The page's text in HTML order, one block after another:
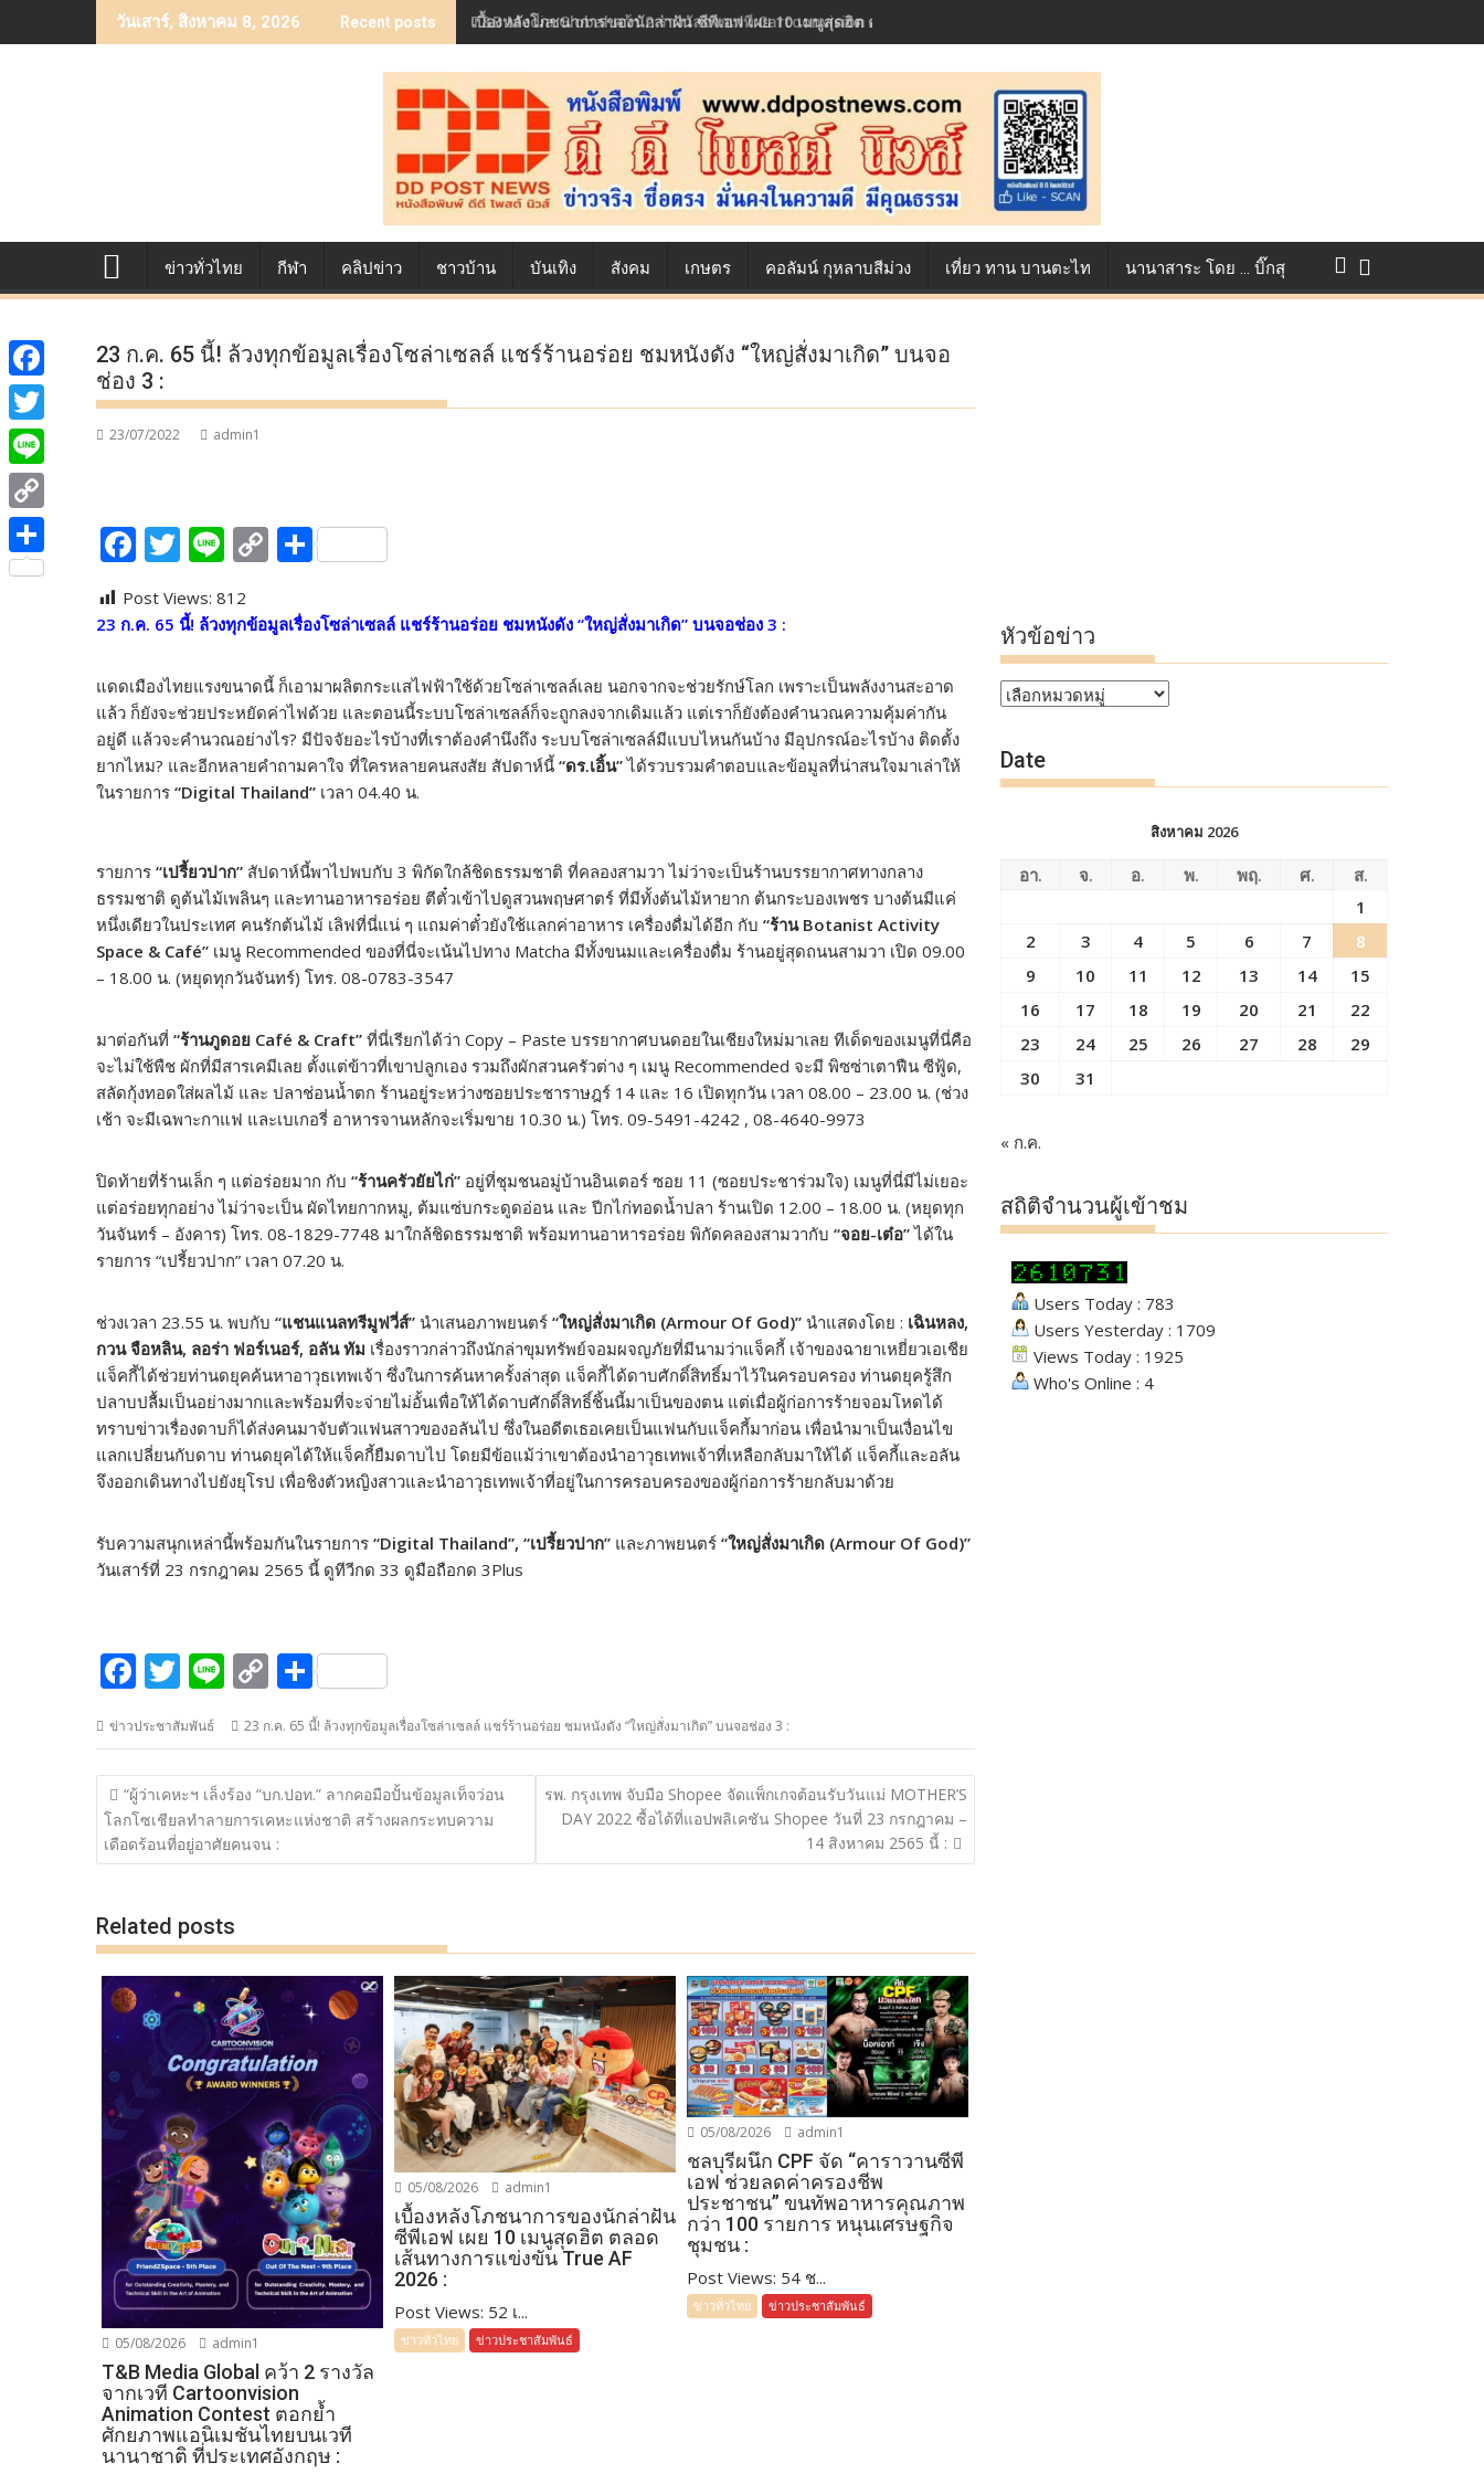
to
วันเสาร์, สิงหาคม 8, 2026 Recent posts เบื้องหลังโภชนาการของนักล่าฝัน ซีพีเอฟ เผย 10 เมนูสุดฮิต ตลอดเส้นทางการแข่งขัน True AF 2026 :
ข่าวทั่วไทย กีฬา คลิปข่าว ชาวบ้าน บันเทิง สังคม เกษตร คอลัมน์ กุหลาบสีม่วง เที่ยว ทาน บานตะไท นานาสาระ โดย … บิ๊กสุ
23 ก.ค. 65 นี้! ล้วงทุกข้อมูลเรื่องโซล่าเซลล์ แชร์ร้านอร่อย ชมหนังดัง “ใหญ่สั่งมาเกิด” บนจอ
ช่อง 3 :
23/07/2022 admin1
F
e
o
o
k
T
itt
Li
e
C
p
y
Li
n
k
S
ar
Post Views: 812
23 ก.ค. 65 นี้! ล้วงทุกข้อมูลเรื่องโซล่าเซลล์ แชร์ร้านอร่อย ชมหนังดัง “ใหญ่สั่งมาเกิด” บนจอช่อง 3 :
แดดเมืองไทยแรงขนาดนี้ ก็เอามาผลิตกระแสไฟฟ้าใช้ด้วยโซล่าเซลล์เลย นอกจากจะช่วยรักษ์โลก เพราะเป็นพลังงานสะอาด
แล้ว ก็ยังจะช่วยประหยัดค่าไฟด้วย และตอนนี้ระบบโซล่าเซลล์ก็จะถูกลงจากเดิมแล้ว แต่เราก็ยังต้องคำนวณความคุ้มค่ากัน
อยู่ดี แล้วจะคำนวณอย่างไร? มีปัจจัยอะไรบ้างที่เราต้องคำนึงถึง ระบบโซล่าเซลล์มีแบบไหนกันบ้าง มีอุปกรณ์อะไรบ้าง ติดตั้ง
ยากไหม? และอีกหลายคำถามคาใจ ที่ใครหลายคนสงสัย สัปดาห์นี้ “ดร.เอิ้น”ได้รวบรวมคำตอบและข้อมูลที่น่าสนใจมาเล่าให้
ในรายการ “Digital Thailand” เวลา 04.40 น.
รายการ “เปรี้ยวปาก” สัปดาห์นี้พาไปพบกับ 3 พิกัดใกล้ชิดธรรมชาติ ที่คลองสามวา ไม่ว่าจะเป็นร้านบรรยากาศทางกลาง
ธรรมชาติ ดูต้นไม้เพลินๆ และทานอาหารอร่อย ตีตั๋วเข้าไปดูสวนพฤษศาตร์ ที่มีทั้งต้นไม้หายาก ต้นกระบองเพชร บางต้นมีแค่
หนึ่งเดียวในประเทศ คนรักต้นไม้ เลิฟที่นี่แน่ ๆ แถมค่าตั๋วยังใช้แลกค่าอาหาร เครื่องดื่มได้อีก กับ “ร้าน Botanist Activity
Space & Café” เมนู Recommended ของที่นี่จะเน้นไปทาง Matcha มีทั้งขนมและเครื่องดื่ม ร้านอยู่สุดถนนสามวา เปิด 09.00
– 18.00 น. (หยุดทุกวันจันทร์) โทร. 08-0783-3547
มาต่อกันที่ “ร้านภูดอย Café & Craft” ที่นี่เรียกได้ว่า Copy – Paste บรรยากาศบนดอยในเชียงใหม่มาเลย ทีเด็ดของเมนูที่นี่คือ
จะไม่ใช้พืช ผักที่มีสารเคมีเลย ตั้งแต่ข้าวที่เขาปลูกเอง รวมถึงผักสวนครัวต่าง ๆ เมนู Recommended จะมี พิซซ่าเตาฟืน ซีฟู้ด,
สลัดกุ้งทอดใส่ผลไม้ และ ปลาช่อนน้ำตก ร้านอยู่ระหว่างซอยประชาราษฎร์ 14 และ 16 เปิดทุกวัน เวลา 08.00 – 23.00 น. (ช่วง
เช้า จะมีเฉพาะกาแฟ และเบเกอรี่ อาหารจานหลักจะเริ่มขาย 10.30 น.) โทร. 09-5491-4242 , 08-4640-9973
ปิดท้ายที่ร้านเล็ก ๆ แต่อร่อยมาก กับ “ร้านครัวยัยไก่” อยู่ที่ชุมชนอมู่บ้านอินเตอร์ ซอย 11 (ซอยประชาร่วมใจ) เมนูที่นี่มีไม่เยอะ
แต่อร่อยทุกอย่าง ไม่ว่าจะเป็น ผัดไทยกากหมู, ต้มแซ่บกระดูดอ่อน และ ปีกไก่ทอดน้ำปลา ร้านเปิด 12.00 – 18.00 น. (หยุดทุก
วันจันทร์ – อังคาร) โทร. 08-1829-7748 มาใกล้ชิดธรรมชาติ พร้อมทานอาหารอร่อย พิกัดคลองสามวากับ “จอย-เต๋อ”ได้ใน
รายการ “เปรี้ยวปาก” เวลา 07.20 น.
ช่วงเวลา 23.55 น. พบกับ “แชนแนลทรีมูฟวี่ส์” นำเสนอภาพยนตร์ “ใหญ่สั่งมาเกิด (Armour Of God)” นำแสดงโดย : เฉินหลง,
กวน จือหลิน, ลอร่า ฟอร์เนอร์, อลัน ทัม เรื่องราวกล่าวถึงนักล่าขุมทรัพย์จอมผจญภัยที่มีนามว่าแจ็คกี้ เจ้าของฉายาเหยี่ยวเอเชีย
แจ็คกี้ได้ช่วยท่านดยุคค้นหาอาวุธเทพเจ้า ซึ่งในการค้นหาครั้งล่าสุด แจ็คกี้ได้ดาบศักดิ์สิทธิ์มาไว้ในครอบครอง ท่านดยุครู้สึก
ปลาบปลื้มเป็นอย่างมากและพร้อมที่จะจ่ายไม่อั้นเพื่อให้ได้ดาบศักดิ์สิทธิ์ชิ้นนี้มาเป็นของตน แต่เมื่อผู้ก่อการร้ายจอมโหดได้
ทราบข่าวเรื่องดาบก็ได้ส่งคนมาจับตัวแฟนสาวของอลันไป ซึ่งในอดีตเธอเคยเป็นแฟนกับแจ็คกี้มาก่อน เพื่อนำมาเป็นเงื่อนไข
แลกเปลี่ยนกับดาบ ท่านดยุคได้ให้แจ็คกี้ยืมดาบไป โดยมีข้อแม้ว่าเขาต้องนำอาวุธเทพเจ้าที่เหลือกลับมาให้ได้ แจ็คกี้และอลัน
จึงออกเดินทางไปยังยุโรป เพื่อชิงตัวหญิงสาวและนำอาวุธเทพเจ้าที่อยู่ในการครอบครองของผู้ก่อการร้ายกลับมาด้วย
รับความสนุกเหล่านี้พร้อมกันในรายการ “Digital Thailand”, “เปรี้ยวปาก” และภาพยนตร์ “ใหญ่สั่งมาเกิด (Armour Of God)”
วันเสาร์ที่ 23 กรกฎาคม 2565 นี้ ดูทีวีกด 33 ดูมือถือกด 3Plus
F
e
b
o
o
T
itt
er
Li
e
C
p
y
Li
n
S
h
ar
e
ข่าวประชาสัมพันธ์ 23 ก.ค. 65 นี้! ล้วงทุกข้อมูลเรื่องโซล่าเซลล์ แชร์ร้านอร่อย ชมหนังดัง “ใหญ่สั่งมาเกิด” บนจอช่อง 3 :
แนะแนว
เรื่อง
“ผู้ว่าเคหะฯ เล็งร้อง “บก.ปอท.” ลากคอมือปั้นข้อมูลเท็จว่อน
โลกโซเชียลทำลายการเคหะแห่งชาติ สร้างผลกระทบความ
เดือดร้อนที่อยู่อาศัยคนจน :
รพ. กรุงเทพ จับมือ Shopee จัดแพ็กเกจต้อนรับวันแม่ MOTHER’S
DAY 2022 ซื้อได้ที่แอปพลิเคชัน Shopee วันที่ 23 กรกฎาคม –
14 สิงหาคม 2565 นี้ :
Related posts
05/08/2026 admin1
T&B Media Global คว้า 2 รางวัล
จากเวที Cartoonvision
Animation Contest ตอกย้ำ
ศักยภาพแอนิเมชันไทยบนเวที
นานาชาติ ที่ประเทศอังกฤษ :
05/08/2026 admin1
เบื้องหลังโภชนาการของนักล่าฝัน
ซีพีเอฟ เผย 10 เมนูสุดฮิต ตลอด
เส้นทางการแข่งขัน True AF
2026 :
Post Views: 52 เ...
ข่าวทั่วไทย ข่าวประชาสัมพันธ์
05/08/2026 admin1
ชลบุรีผนึก CPF จัด “คาราวานซีพี
เอฟ ช่วยลดค่าครองชีพ
ประชาชน” ขนทัพอาหารคุณภาพ
กว่า 100 รายการ หนุนเศรษฐกิจ
ชุมชน :
Post Views: 54 ช...
ข่าวทั่วไทย ข่าวประชาสัมพันธ์
หัวข้อข่าว
หัวข้อ
Date
สิงหาคม 2026
อา. จ. อ. พ. พฤ. ศ.
ส.
1
2
3 4 5 6 7
8
9
10 11 12 13 14
15
16
17 18 19 20 21
22
23
24 25 26 27 28
29
30
31
« ก.ค.
สถิติจำนวนผู้เข้าชม
Users Today : 783
Users Yesterday : 1709
Views Today : 1925
Who's Online : 4
F
a
c
e
b
o
T
w
i
t
t
L
i
n
C
o
S